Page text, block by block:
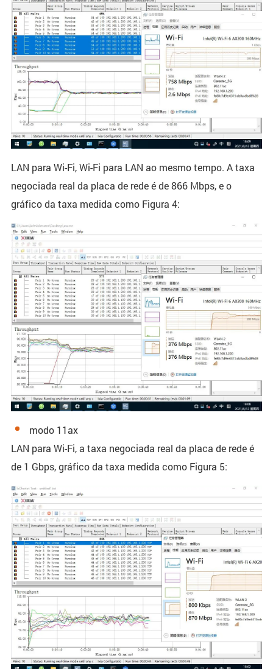
LAN para Wi-Fi, Wi-Fi para LAN ao mesmo tempo. A taxa
negociada real da placa de rede é de 866 Mbps, e o
gráfico da taxa medida como Figura 4:
modo 11ax
LAN para Wi-Fi, a taxa negociada real da placa de rede é
de 1 Gbps, gráfico da taxa medida como Figura 5: